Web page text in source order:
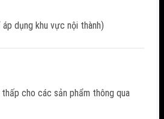
áp dụng khu vực nội thành)
cho các sản phẩm thông qua